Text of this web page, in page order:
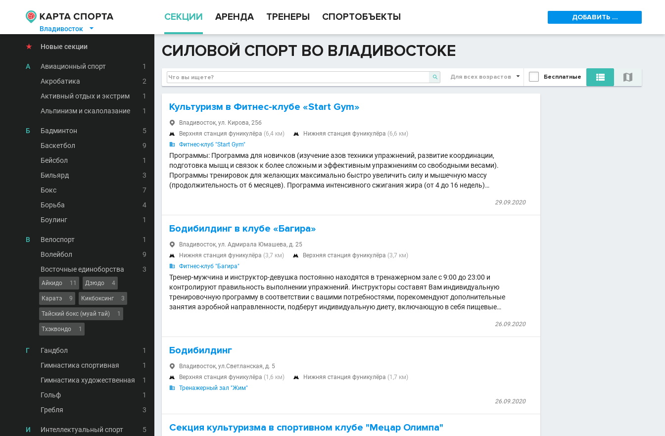
Владивосток 
СЕКЦИИ АРЕНДА ТРЕНЕРЫ СПОРТОБЪЕКТЫ ДОБАВИТЬ ...
★ Новые секции
А Авиационный спорт
1
Акробатика
2
Активный отдых и экстрим
1
Альпинизм и скалолазание
1
Б Бадминтон
5
Баскетбол
9
Бейсбол
1
Бильярд
3
Бокс
7
Борьба
4
Боулинг
1
В Велоспорт
1
Волейбол
9
Восточные единоборства
3
Айкидо 11 Дзюдо 4
Каратэ 9 Кикбоксинг 3
Тайский бокс (муай тай) 1
Тхэквондо 1
Г Гандбол
1
Гимнастика спортивная
1
Гимнастика художественная
1
Гольф
1
Гребля
3
И Интеллектуальный спорт 5
СИЛОВОЙ СПОРТ ВО ВЛАДИВОСТОКЕ
 Для всех возрастов Бесплатные  
Культуризм в Фитнес-клубе «Start Gym»
 Владивосток, ул. Кирова, 25б
 Верхняя станция фуникулёра (6,4 км)  Нижняя станция фуникулёра (6,6 км)
 Фитнес-клуб "Start Gym"
Программы: Программа для новичков (изучение азов техники упражнений, развитие координации,
подготовка мышц и связок к более сложным и эффективным упражнениям со свободными весами).
Программы тренировок для желающих максимально быстро увеличить силу и мышечную массу
(продолжительность от 6 месяцев). Программа интенсивного сжигания жира (от 4 до 16 недель)…
29.09.2020
Бодибилдинг в клубе «Багира»
 Владивосток, ул. Адмирала Юмашева, д. 25
 Нижняя станция фуникулёра (3,7 км)  Верхняя станция фуникулёра (3,7 км)
 Фитнес-клуб "Багира"
Тренер-мужчина и инструктор-девушка постоянно находятся в тренажерном зале с 9:00 до 23:00 и
контролируют правильность выполнении упражнений. Инструкторы составят Вам индивидуальную
тренировочную программу в соответствии с вашими потребностями, порекомендуют дополнительные
занятия аэробной направленности, подберут индивидуальную диету, включающую в себя пищевые…
26.09.2020
Бодибилдинг
 Владивосток, ул.Светланская, д. 5
 Верхняя станция фуникулёра (1,6 км)  Нижняя станция фуникулёра (1,7 км)

Тренажерный зал "Жим"
26.09.2020
Секция культуризма в спортивном клубе "Мецар Олимпа"